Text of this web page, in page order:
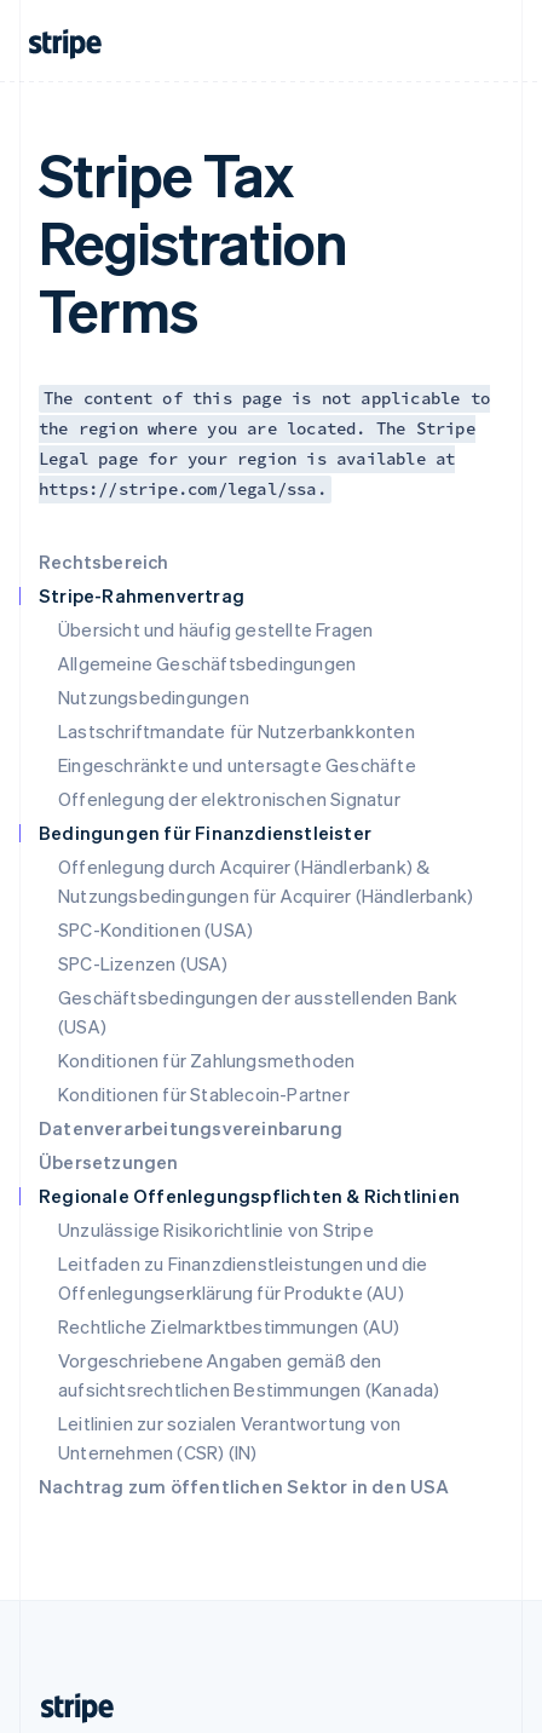
Rechtsbereich
Stripe-Rahmenvertrag
Übersicht und häufig gestellte Fragen
Allgemeine Geschäftsbedingungen
Nutzungsbedingungen
Lastschriftmandate für Nutzerbankkonten
Eingeschränkte und untersagte Geschäfte
Offenlegung der elektronischen Signatur
Bedingungen für Finanzdienstleister
Offenlegung durch Acquirer (Händlerbank) &
Nutzungsbedingungen für Acquirer (Händlerbank)
SPC-Konditionen (USA)
SPC-Lizenzen (USA)
Geschäftsbedingungen der ausstellenden Bank
(USA)
Konditionen für Zahlungsmethoden
Konditionen für Stablecoin-Partner
Datenverarbeitungsvereinbarung
Übersetzungen
Regionale Offenlegungspflichten & Richtlinien
Unzulässige Risikorichtlinie von Stripe
Leitfaden zu Finanzdienstleistungen und die
Offenlegungserklärung für Produkte (AU)
Rechtliche Zielmarktbestimmungen (AU)
Vorgeschriebene Angaben gemäß den
aufsichtsrechtlichen Bestimmungen (Kanada)
Leitlinien zur sozialen Verantwortung von
Unternehmen (CSR) (IN)
Nachtrag zum öffentlichen Sektor in den USA
Stripe Tax
Registration
Terms
The content of this page is not applicable to
the region where you are located. The Stripe
Legal page for your region is available at
https://stripe.com/legal/ssa.
English
Japan
日本語 English
Kanada
EnglishFrançais
Kroatien
Lettland
English
DeutschEnglish
Litauen
English
Luxemburg
FrançaisDeutschEnglish
Malaysia
Malta
English
Mexiko
EspañolEnglish
Neuseeland
Niederlande
NederlandsEnglish
Norwegen
English
Österreich
DeutschEnglish
Polen
English
Portugal
PortuguêsEnglish
English
Schweden
Svenska
Deutsch Français Italiano English
Singapur
Slowakei
English
Slowenien
English Italiano
Sonderverwaltungsregion Hongkong,
China
English简体中文
Spanien
Thailand
ไทยEnglish
Tschechische Republik
English
English